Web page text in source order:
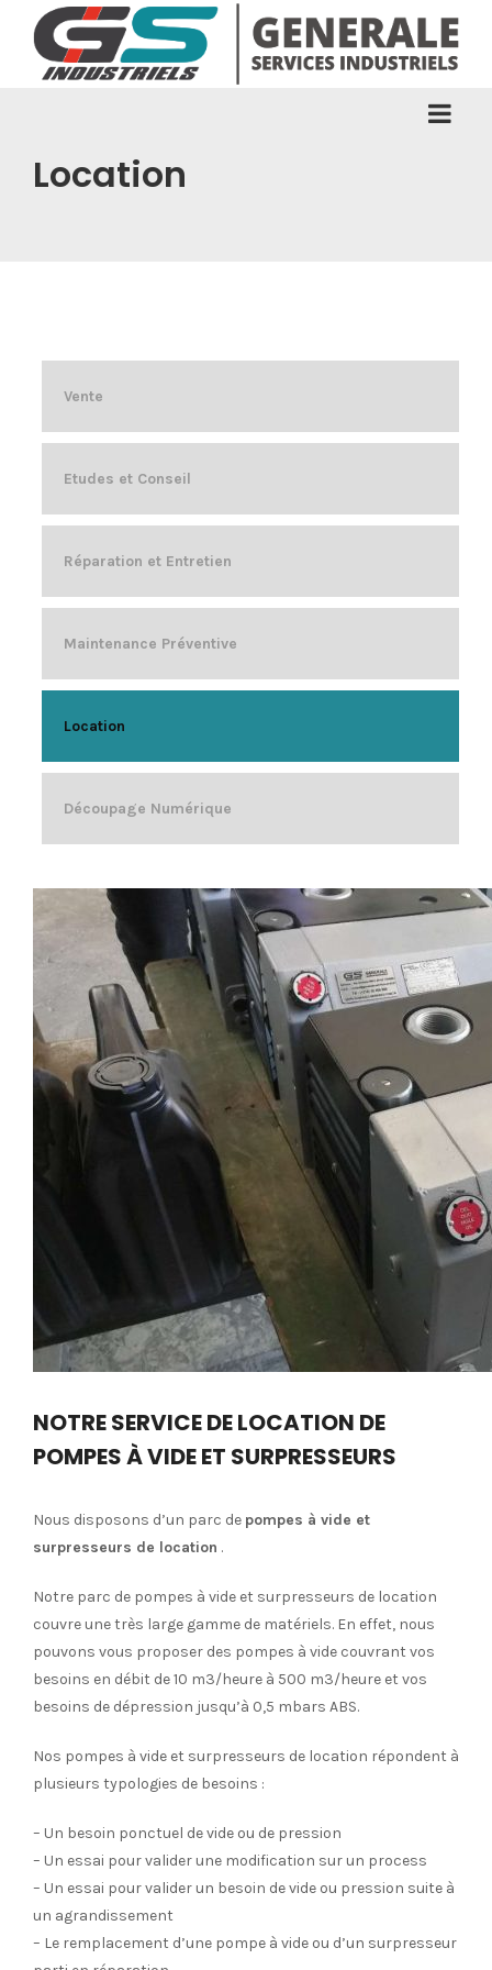
Location
Vente
Etudes et Conseil
Réparation et Entretien
Maintenance Préventive
Location
Découpage Numérique
NOTRE SERVICE DE LOCATION DE
POMPES À VIDE ET SURPRESSEURS
Nous disposons d’un parc de pompes à vide et
surpresseurs de location .
Notre parc de pompes à vide et surpresseurs de location
couvre une très large gamme de matériels. En effet, nous
pouvons vous proposer des pompes à vide couvrant vos
besoins en débit de 10 m3/heure à 500 m3/heure et vos
besoins de dépression jusqu’à 0,5 mbars ABS.
Nos pompes à vide et surpresseurs de location répondent à
plusieurs typologies de besoins :
– Un besoin ponctuel de vide ou de pression
– Un essai pour valider une modification sur un process
– Un essai pour valider un besoin de vide ou pression suite à
un agrandissement
– Le remplacement d’une pompe à vide ou d’un surpresseur